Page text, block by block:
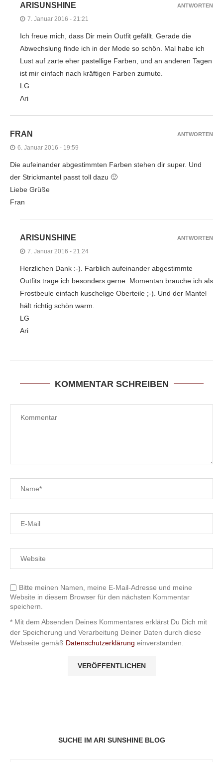
ARISUNSHINE
7. Januar 2016 - 21:21
Ich freue mich, dass Dir mein Outfit gefällt. Gerade die
Abwechslung finde ich in der Mode so schön. Mal habe ich
Lust auf zarte eher pastellige Farben, und an anderen Tagen
ist mir einfach nach kräftigen Farben zumute.
LG
Ari
ANTWORTEN
FRAN
6. Januar 2016 - 19:59
Die aufeinander abgestimmten Farben stehen dir super. Und
der Strickmantel passt toll dazu 🙂
Liebe Grüße
Fran
ANTWORTEN
ARISUNSHINE
7. Januar 2016 - 21:24
Herzlichen Dank :-). Farblich aufeinander abgestimmte
Outfits trage ich besonders gerne. Momentan brauche ich als
Frostbeule einfach kuschelige Oberteile ;-). Und der Mantel
hält richtig schön warm.
LG
Ari
ANTWORTEN
KOMMENTAR SCHREIBEN
Bitte meinen Namen, meine E-Mail-Adresse und meine
Website in diesem Browser für den nächsten Kommentar
speichern.
* Mit dem Absenden Deines Kommentares erklärst Du Dich mit
der Speicherung und Verarbeitung Deiner Daten durch diese
Webseite gemäß Datenschutzerklärung einverstanden.
SUCHE IM ARI SUNSHINE BLOG